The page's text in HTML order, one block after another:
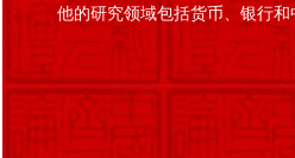
他的研究领域包括货币、银行和